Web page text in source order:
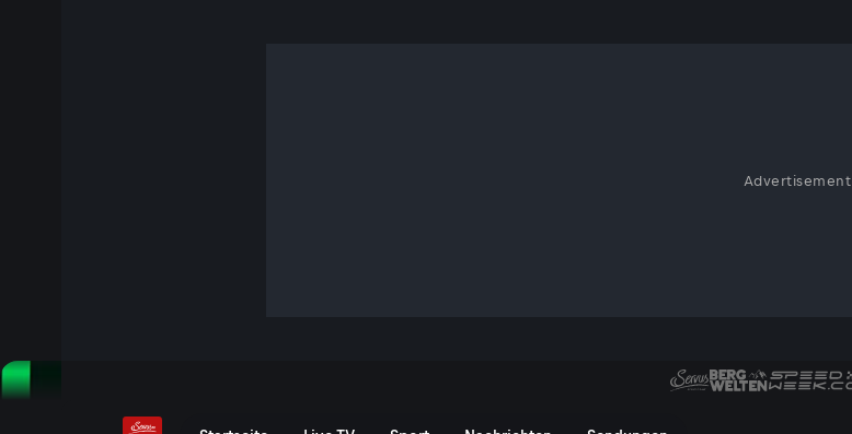
Advertisement
UEFA Europa Conference League - ServusTV On